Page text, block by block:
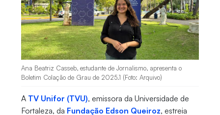
Ana Beatriz Casseb, estudante de Jornalismo, apresenta o
Boletim Colação de Grau de 2025.1 (Foto: Arquivo)
A TV Unifor (TVU), emissora da Universidade de
Fortaleza, da Fundação Edson Queiroz, estreia